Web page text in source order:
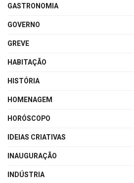
GASTRONOMIA
GOVERNO
GREVE
HABITAÇÃO
HISTÓRIA
HOMENAGEM
HORÓSCOPO
IDEIAS CRIATIVAS
INAUGURAÇÃO
INDÚSTRIA